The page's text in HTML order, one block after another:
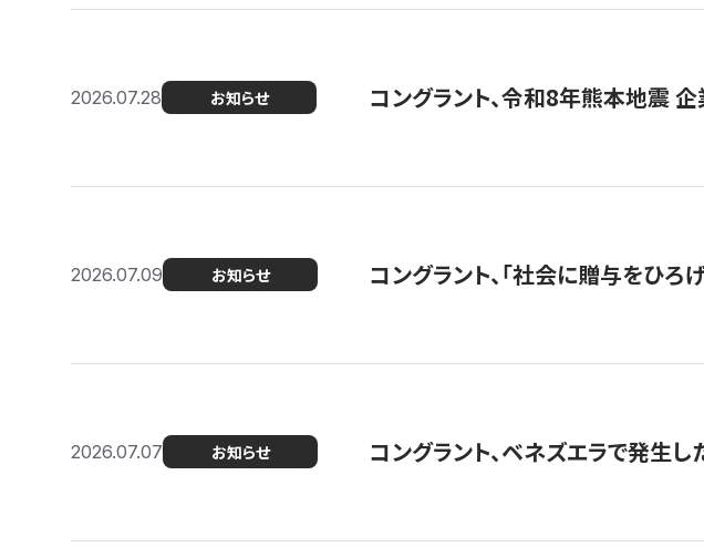
2026.07.28 お知らせ コングラント、令和8年熊本地震
2026.07.09 お知らせ コングラント、「社会に贈与をひ
2026.07.07 お知らせ コングラント、ベネズエラで発生